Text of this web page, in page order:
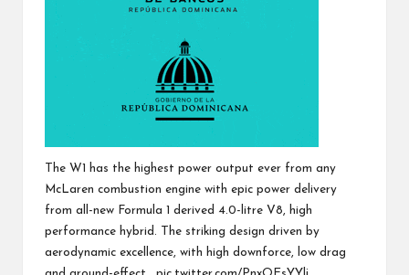
The W1 has the highest power output ever from any
McLaren combustion engine with epic power delivery
from all-new Formula 1 derived 4.0-litre V8, high
performance hybrid. The striking design driven by
aerodynamic excellence, with high downforce, low drag